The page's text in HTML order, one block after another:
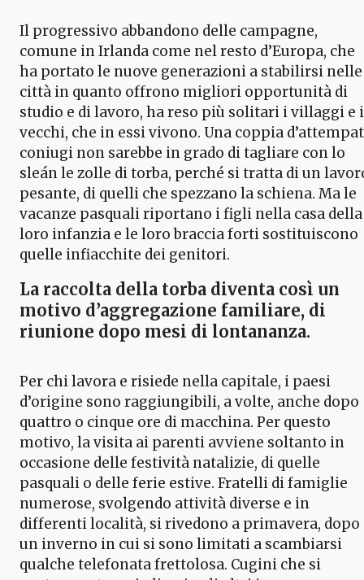
Il progressivo abbandono delle campagne,
comune in Irlanda come nel resto d’Europa, che
ha portato le nuove generazioni a stabilirsi nelle
città in quanto offrono migliori opportunità di
studio e di lavoro, ha reso più solitari i villaggi e i
vecchi, che in essi vivono. Una coppia
coniugi non sarebbe in grado di tagliare con lo
sleán le zolle di torba, perché si tratta di un
pesante, di quelli che spezzano la schiena. Ma le
vacanze pasquali riportano i figli nella casa della
loro infanzia e le loro braccia forti sostituiscono
quelle infiacchite dei genitori.
La raccolta della torba diventa così un
motivo d’aggregazione familiare, di
riunione dopo mesi di lontananza.
Per chi lavora e risiede nella capitale, i paesi
d’origine sono raggiungibili, a volte, anche dopo
quattro o cinque ore di macchina. Per questo
motivo, la visita ai parenti avviene soltanto in
occasione delle festività natalizie, di quelle
pasquali o delle ferie estive. Fratelli di famiglie
numerose, svolgendo attività diverse e in
differenti località, si rivedono a primavera, dopo
un inverno in cui si sono limitati a scambiarsi
qualche telefonata frettolosa. Cugini che si